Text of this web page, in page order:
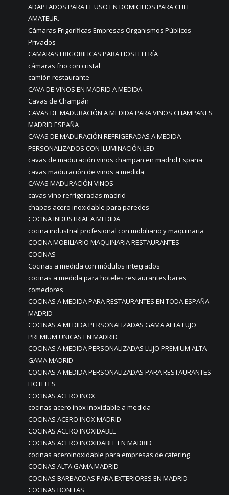
ADAPTADOS PARA EL USO EN DOMICILIOS PARA CHEF
AMATEUR.
Cámaras Frigoríficas Empresas Organismos Públicos
Privados
CAMARAS FRIGORIFICAS PARA HOSTELERÍA
cámaras frio con cristal
camión restaurante
CAVA DE VINOS EN MADRID A MEDIDA
Cavas de Champán
CAVAS DE MADURACIÓN A MEDIDA PARA VINOS CHAMPANES
MADRID ESPAÑA
CAVAS DE MADURACIÓN REFRIGERADAS A MEDIDA
PERSONALIZADOS CON ILUMINACIÓN LED
cavas de maduración vinos champan en madrid España
cavas maduración de vinos a medida
CAVAS MADURACIÓN VINOS
cavas vino refrigeradas madrid
chapas acero inoxidable para paredes
COCINA INDUSTRIAL A MEDIDA
cocina industrial profesional con mobiliario y maquinaria
COCINA MOBILIARIO MAQUINARIA RESTAURANTES
COCINAS
Cocinas a medida con módulos integrados
cocinas a medida para hoteles restaurantes bares
comedores
COCINAS A MEDIDA PARA RESTAURANTES EN TODA ESPAÑA
MADRID
COCINAS A MEDIDA PERSONALIZADAS GAMA ALTA LUJO
PREMIUM UNICAS EN MADRID
COCINAS A MEDIDA PERSONALIZADAS LUJO PREMIUM ALTA
GAMA MADRID
COCINAS A MEDIDA PERSONALIZADAS PARA RESTAURANTES
HOTELES
COCINAS ACERO INOX
cocinas acero inox inoxidable a medida
COCINAS ACERO INOX MADRID
COCINAS ACERO INOXIDABLE
COCINAS ACERO INOXIDABLE EN MADRID
cocinas aceroinoxidable para empresas de catering
COCINAS ALTA GAMA MADRID
COCINAS BARBACOAS PARA EXTERIORES EN MADRID
COCINAS BONITAS